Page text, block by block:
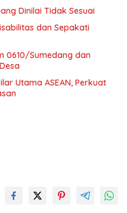
Dinilai Tidak Sesuai
dan Sepakati
0610/Sumedang dan
Utama ASEAN, Perkuat